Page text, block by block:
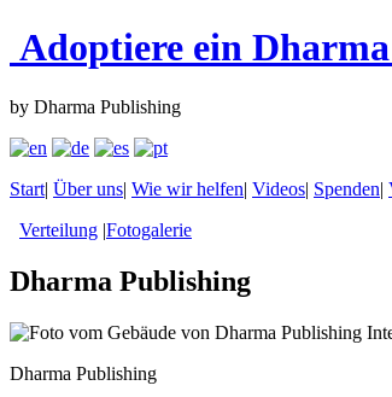
Adoptiere ein
by Dharma Publishing
Start| Über uns| Wie wir helfen| Videos| Spenden|
Verteilung |Fotogalerie
Dharma Publishing
Dharma Publishing